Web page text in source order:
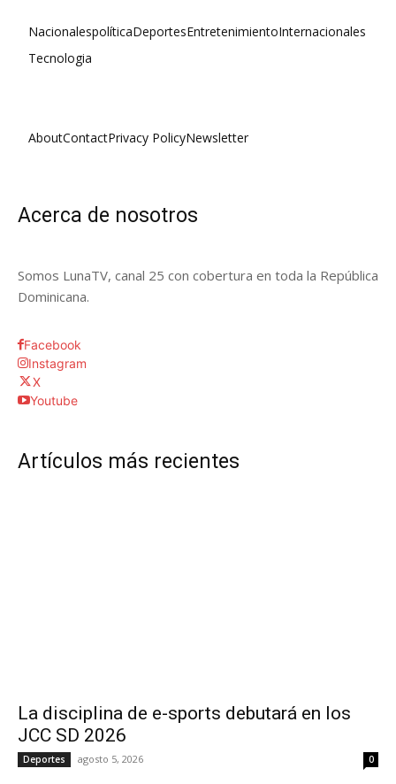
NacionalespolíticaDeportesEntretenimientoInternacionales
Tecnologia
AboutContactPrivacy PolicyNewsletter
Acerca de nosotros
Somos LunaTV, canal 25 con cobertura en toda la República
Dominicana.
Facebook
Instagram
X
Youtube
Artículos más recientes
La disciplina de e-sports debutará en los
JCC SD 2026
Deportes agosto 5, 2026 0